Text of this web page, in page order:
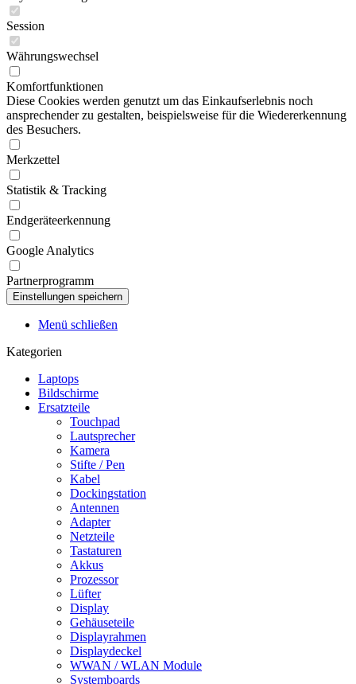
Session
Währungswechsel
Komfortfunktionen
Diese Cookies werden genutzt um das Einkaufserlebnis noch
ansprechender zu gestalten, beispielsweise für die Wiedererkennung
des Besuchers.
Merkzettel
Statistik & Tracking
Endgeräteerkennung
Google Analytics
Partnerprogramm
Menü schließen
Kategorien
Laptops
Bildschirme
Ersatzteile
Touchpad
Lautsprecher
Kamera
Stifte / Pen
Kabel
Dockingstation
Antennen
Adapter
Netzteile
Tastaturen
Akkus
Prozessor
Lüfter
Display
Gehäuseteile
Displayrahmen
Displaydeckel
WWAN / WLAN Module
Systemboards